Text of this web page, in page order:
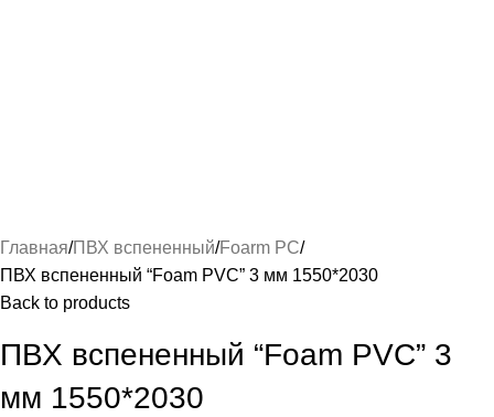
Главная ПВХ вспененный Foarm PC
ПВХ вспененный “Foam PVC” 3 мм 1550*2030
Back to products
ПВХ вспененный “Foam PVC” 3
мм 1550*2030